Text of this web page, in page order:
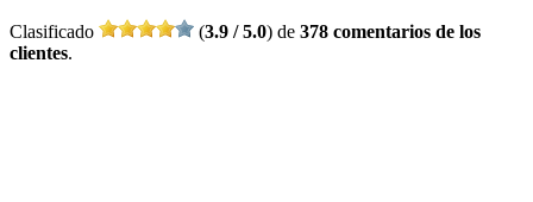
Clasificado (3.9 / 5.0) de 378 comentarios de los
clientes.